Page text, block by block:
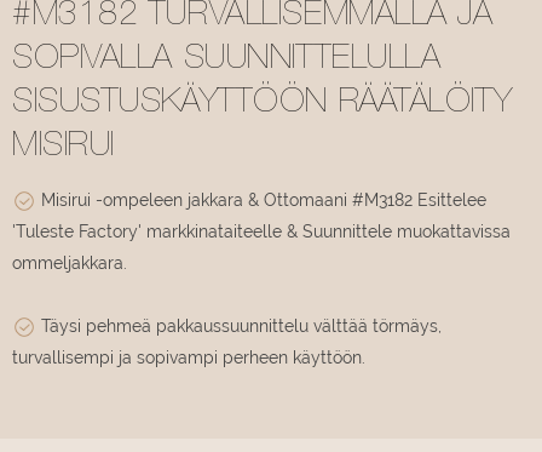
#M3182 TURVALLISEMMALLA JA
SOPIVALLA SUUNNITTELULLA
SISUSTUSKÄYTTÖÖN RÄÄTÄLÖITY
MISIRUI
Misirui -ompeleen jakkara & Ottomaani #M3182 Esittelee
'Tuleste Factory' markkinataiteelle & Suunnittele muokattavissa
ommeljakkara.
Täysi pehmeä pakkaussuunnittelu välttää törmäys,
turvallisempi ja sopivampi perheen käyttöön.